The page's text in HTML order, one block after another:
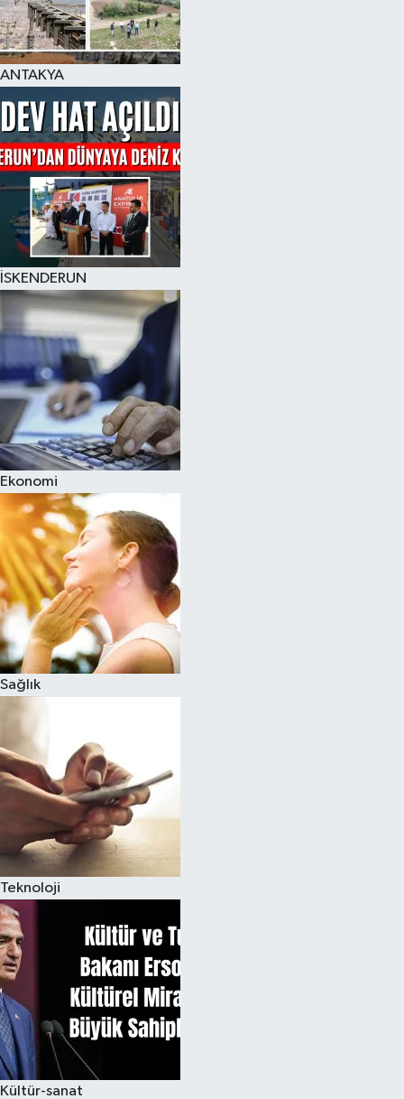
ANTAKYA
İSKENDERUN
Ekonomi
Sağlık
Teknoloji
Kültür-sanat